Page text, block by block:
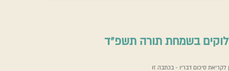
בשמחת תורה תשפ”ד
בשמחת תורה תשפ”ד
סיכום דבריו - בכתבה זו